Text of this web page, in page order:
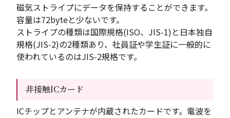
磁気ストライプにデータを保持することができます。
容量は72byteと少ないです。
ストライプの種類は国際規格(ISO、JIS-1)と日本独自
規格(JIS-2)の2種類あり、社員証や学生証に一般的に
使われているのはJIS-2規格です。
非接触ICカード
ICチップとアンテナが内蔵されたカードです。電波を